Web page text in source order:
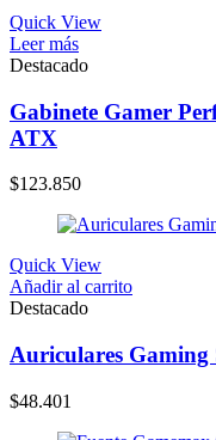
Quick View
Leer más
Destacado
Gabinete Gamer
ATX
$123.850
Quick View
Añadir al carrito
Destacado
Auriculares Gaming
$48.401